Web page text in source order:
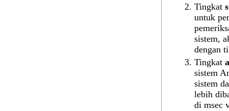
Tingkat
untuk
sistem,
dengan
Tingkat
sistem
sistem
lebih
di msec